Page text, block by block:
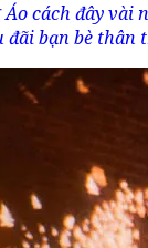
cách đây vài
đãi bạn bè thân